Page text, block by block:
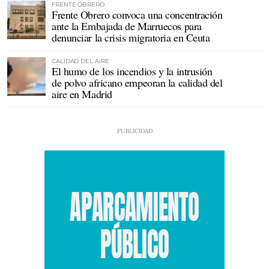
FRENTE OBRERO
Frente Obrero convoca una concentración
ante la Embajada de Marruecos para
denunciar la crisis migratoria en Ceuta
CALIDAD DEL AIRE
El humo de los incendios y la intrusión
de polvo africano empeoran la calidad del
aire en Madrid